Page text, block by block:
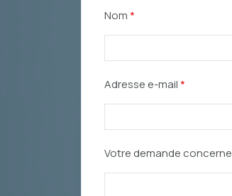
Nom *
Adresse e-mail *
Votre demande concerne